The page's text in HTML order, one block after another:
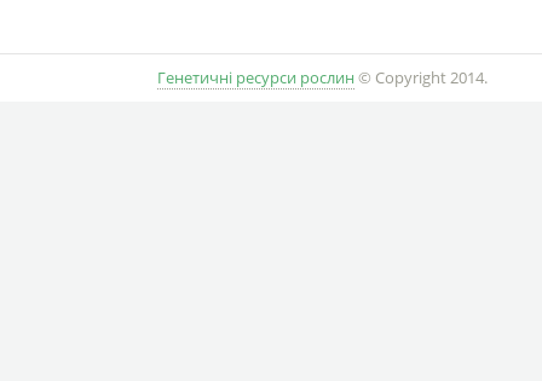
Генетичні ресурси рослин © Copyright 2014.